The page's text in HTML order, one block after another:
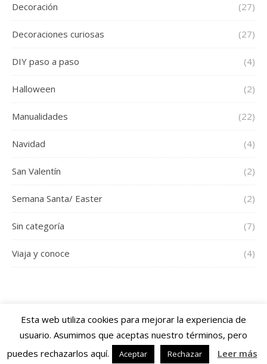
Decoración (27)
Decoraciones curiosas (27)
DIY paso a paso (4)
Halloween (2)
Manualidades (22)
Navidad (4)
San Valentín (2)
Semana Santa/ Easter (2)
Sin categoría (7)
Viaja y conoce (4)
2026 Diartis Blog ©
Savona Theme byOptima Themes
Esta web utiliza cookies para mejorar la experiencia de
usuario. Asumimos que aceptas nuestro términos, pero
puedes rechazarlos aquí.
Aceptar Rechazar Leer más